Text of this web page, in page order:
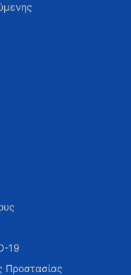
19
Προστασίας